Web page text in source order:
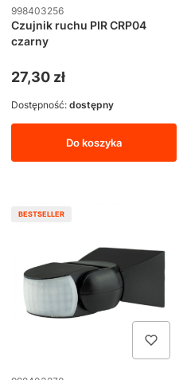
Kod produktu
998403256
Czujnik ruchu PIR CRP04
czarny
Cena
27,30 zł
Do koszyka
Dostępność: dostępny
BESTSELLER
Kod produktu